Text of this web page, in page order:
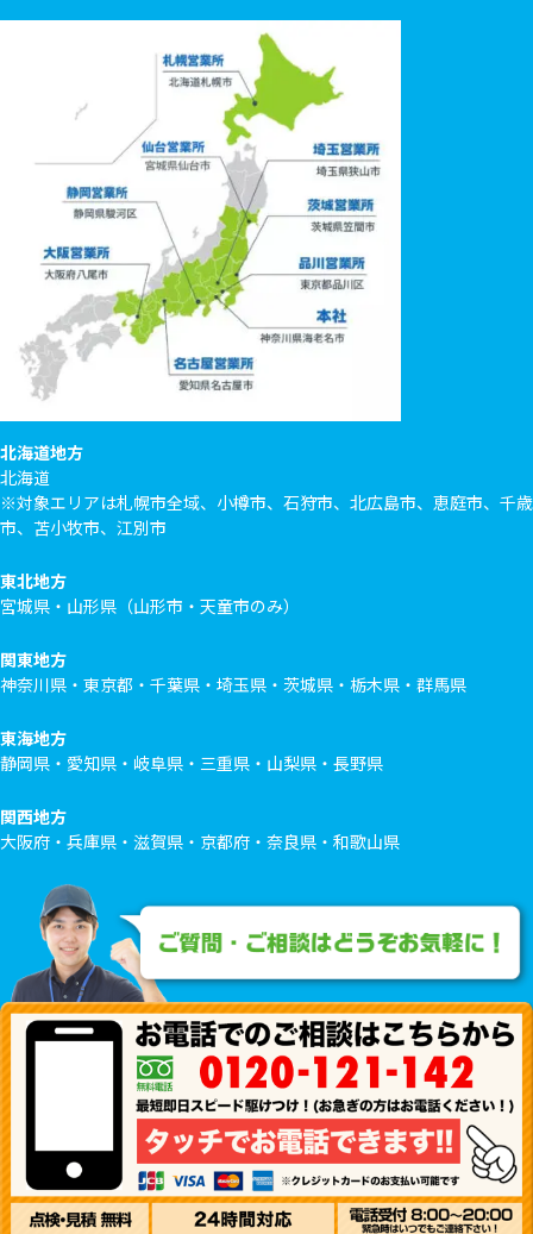
北海道地方
北海道
※対象エリアは札幌市全域、小樽市、石狩市、北広島市、恵庭市、千歳
市、苫小牧市、江別市
東北地方
宮城県・山形県（山形市・天童市のみ）
関東地方
神奈川県・東京都・千葉県・埼玉県・茨城県・栃木県・群馬県
東海地方
静岡県・愛知県・岐阜県・三重県・山梨県・長野県
関西地方
大阪府・兵庫県・滋賀県・京都府・奈良県・和歌山県